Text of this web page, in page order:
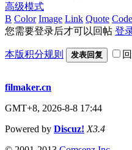
高级模式
B Color Image Link Quote Code
您需要登录后才可以回帖 登
本版积分规则 发表回复
filmaker.cn
GMT+8, 2026-8-8 17:44
Powered by Discuz! X3.4